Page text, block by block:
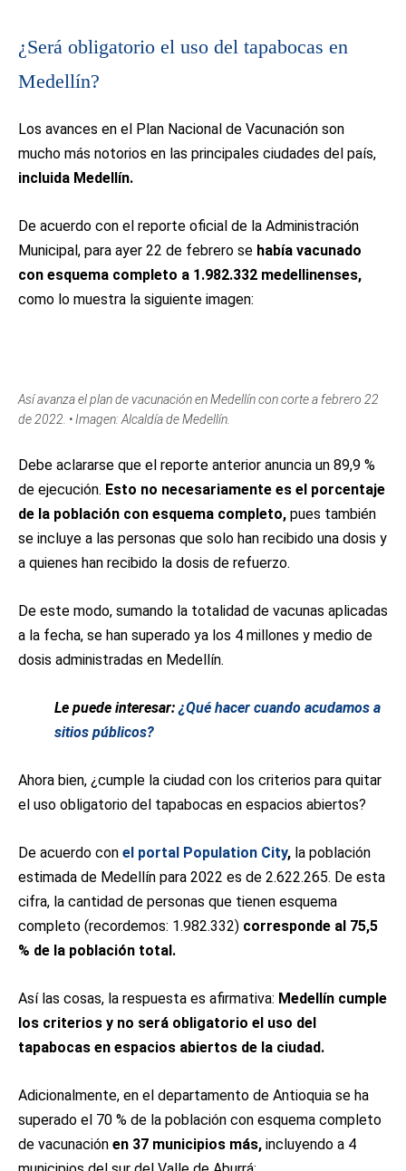
¿Será obligatorio el uso del tapabocas en
Medellín?
Los avances en el Plan Nacional de Vacunación son
mucho más notorios en las principales ciudades del país,
incluida Medellín.
De acuerdo con el reporte oficial de la Administración
Municipal, para ayer 22 de febrero se había vacunado
con esquema completo a 1.982.332 medellinenses,
como lo muestra la siguiente imagen:
Así avanza el plan de vacunación en Medellín con corte a febrero 22
de 2022. • Imagen: Alcaldía de Medellín.
Debe aclararse que el reporte anterior anuncia un 89,9 %
de ejecución. Esto no necesariamente es el porcentaje
de la población con esquema completo, pues también
se incluye a las personas que solo han recibido una dosis y
a quienes han recibido la dosis de refuerzo.
De este modo, sumando la totalidad de vacunas aplicadas
a la fecha, se han superado ya los 4 millones y medio de
dosis administradas en Medellín.
Le puede interesar:¿Qué hacer cuando acudamos a
sitios públicos?
Ahora bien, ¿cumple la ciudad con los criterios para quitar
el uso obligatorio del tapabocas en espacios abiertos?
De acuerdo con el portal Population City, la población
estimada de Medellín para 2022 es de 2.622.265. De esta
cifra, la cantidad de personas que tienen esquema
completo (recordemos: 1.982.332) corresponde al 75,5
% de la población total.
Así las cosas, la respuesta es afirmativa: Medellín cumple
los criterios y no será obligatorio el uso del
tapabocas en espacios abiertos de la ciudad.
Adicionalmente, en el departamento de Antioquia se ha
superado el 70 % de la población con esquema completo
de vacunación en 37 municipios más, incluyendo a 4